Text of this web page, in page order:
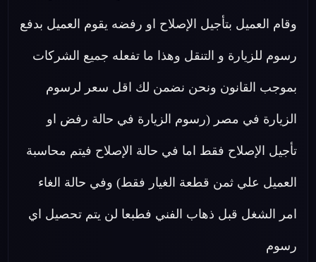
وقام العميل بتأجيل الإصلاح او رفضه يقوم العميل بدفع
رسوم للزيارة و التنقل وهذا ما تفعله جميع الشركات
بموجب القانون ونحن نضمن لك اقل سعر لرسوم
الزيارة في مصر (رسوم الزيارة في حالة رفض او
تأجيل الإصلاح فقط اما في حالة الإصلاح فيتم محاسبة
العميل علي ثمن قطعة الغيار فقط) وفي حالة الغاء
امر الشغل قبل ذهاب الفني فطبعا لن يتم تحصيل اي
رسوم